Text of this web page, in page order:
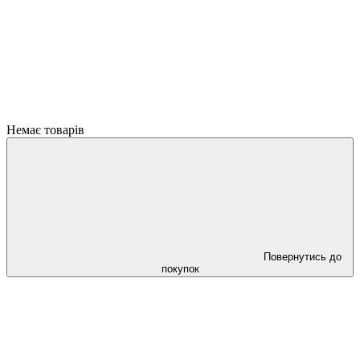
Немає товарів
Повернутись до
покупок